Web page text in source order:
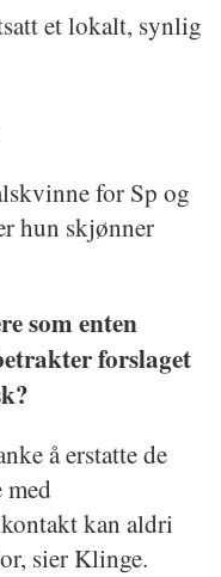
et lokalt, synlig
for Sp og
hun skjønner
som enten
forslaget
å erstatte de
med
kan aldri
sier Klinge.